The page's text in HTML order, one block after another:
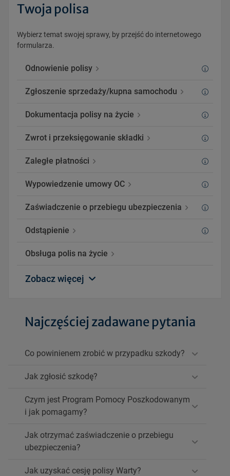
Twoja polisa
Wybierz temat swojej sprawy, by przejść do internetowego
formularza.
Odnowienie polisy
Zgłoszenie sprzedaży/kupna samochodu
Dokumentacja polisy na życie
Zwrot i przeksięgowanie składki
Zaległe płatności
Wypowiedzenie umowy OC
Zaświadczenie o przebiegu ubezpieczenia
Odstąpienie
Obsługa polis na życie
Zobacz więcej
Najczęściej zadawane pytania
Co powinienem zrobić w przypadku szkody?
Jak zgłosić szkodę?
Czym jest Program Pomocy Poszkodowanym
i jak pomagamy?
Jak otrzymać zaświadczenie o przebiegu
ubezpieczenia?
Jak uzyskać cesję polisy Warty?